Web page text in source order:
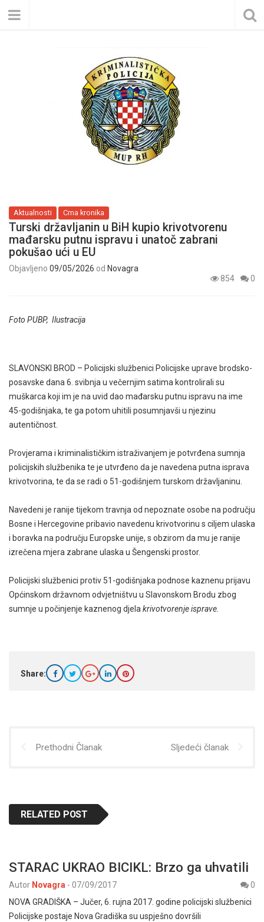
Aktualnosti Crna kronika
Turski državljanin u BiH kupio krivotvorenu
mađarsku putnu ispravu i unatoč zabrani
pokušao ući u EU
Objavljeno 09/05/2026 od Novagra
854
0
Foto PUBP, Ilustracija
SLAVONSKI BROD – Policijski službenici Policijske uprave brodsko-
posavske dana 6. svibnja u večernjim satima kontrolirali su
muškarca koji im je na uvid dao mađarsku putnu ispravu na ime
45-godišnjaka, te ga potom uhitili posumnjavši u njezinu
autentičnost.
Provjerama i kriminalističkim istraživanjem je potvrđena sumnja
policijskih službenika te je utvrđeno da je navedena putna isprava
krivotvorina, te da se radi o 51-godišnjem turskom državljaninu.
Navedeni je ranije tijekom travnja od nepoznate osobe na području
Bosne i Hercegovine pribavio navedenu krivotvorinu s ciljem ulaska
i boravka na području Europske unije, s obzirom da mu je ranije
izrečena mjera zabrane ulaska u Šengenski prostor.
Policijski službenici protiv 51-godišnjaka podnose kaznenu prijavu
Općinskom državnom odvjetništvu u Slavonskom Brodu zbog
sumnje u počinjenje kaznenog djela krivotvorenje isprave.
Share:
Prethodni Članak Sljedeći članak
RELATED POST
STARAC UKRAO BICIKL: Brzo ga uhvatili
Autor Novagra - 07/09/2017
0
NOVA GRADIŠKA – Jučer, 6. rujna 2017. godine policijski službenici
Policijske postaje Nova Gradiška su uspješno dovršili